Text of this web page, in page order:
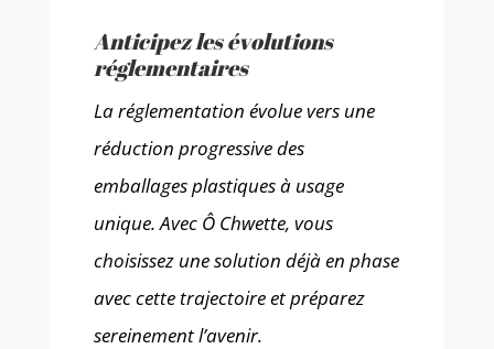
Anticipez les évolutions
réglementaires
La réglementation évolue vers une
réduction progressive des
emballages plastiques à usage
unique. Avec Ô Chwette, vous
choisissez une solution déjà en phase
avec cette trajectoire et préparez
sereinement l’avenir.